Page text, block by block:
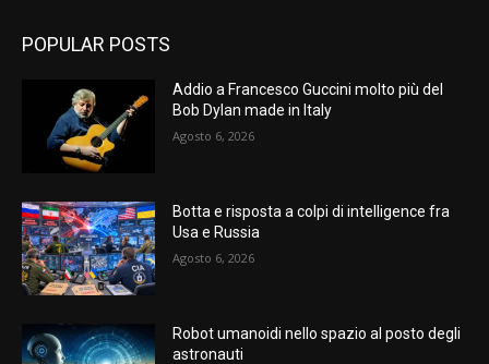
POPULAR POSTS
Addio a Francesco Guccini molto più del
Bob Dylan made in Italy
Agosto 6, 2026
Botta e risposta a colpi di intelligence fra
Usa e Russia
Agosto 6, 2026
Robot umanoidi nello spazio al posto degli
astronauti